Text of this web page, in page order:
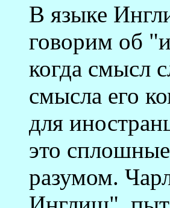
В языке
говорим об
когда смысл
смысла его
для
это
разумом.